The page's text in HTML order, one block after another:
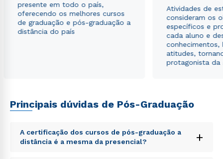
presente em todo o país,
oferecendo os melhores cursos
de graduação e pós-graduação a
distância do país
Atividades de
consideram os
específicos e
cada aluno e
conhecimentos,
atitudes,
protagonista da
Principais dúvidas de Pós-Graduação
A certificação dos cursos de pós-graduação a
distância é a mesma da presencial?
+